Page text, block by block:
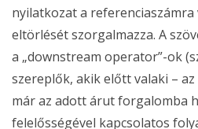
nyilatkozat a
eltörlését szorgalmazza. A
a „downstream operator”-ok
szereplők, akik előtt valaki –
már az adott árut forgalomba
felelősségével kapcsolatos